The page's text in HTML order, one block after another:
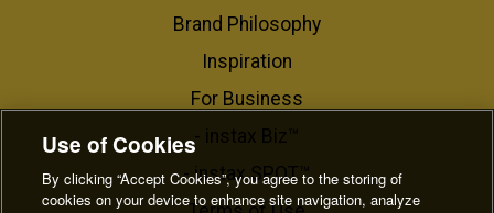
Brand Philosophy
Inspiration
For Business​
- instax Biz™
- instax SPOT™
Use of Cookies
By clicking “Accept Cookies”, you agree to the storing of
cookies on your device to enhance site navigation, analyze